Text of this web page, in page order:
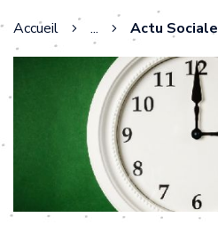
Accueil ... Actu Sociale